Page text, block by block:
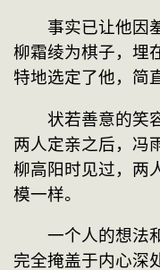
事实已让他因羞
柳霜绫为棋子，埋
特地选定了他，简
状若善意的笑容
两人定亲之后，冯
柳高阳时见过，两
模一样。
一个人的想法和
完全掩盖于内心深